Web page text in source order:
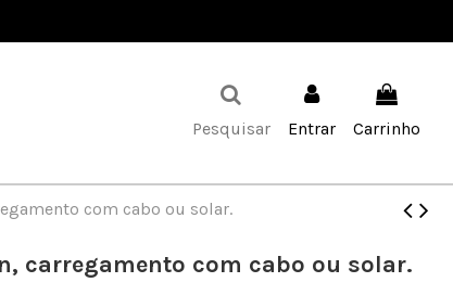
Pesquisar Entrar Carrinho
com cabo ou solar.
carregamento com cabo ou solar.